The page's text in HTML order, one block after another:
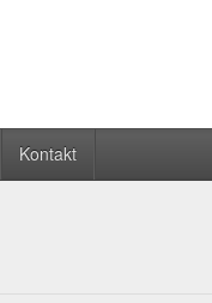
Kontakt